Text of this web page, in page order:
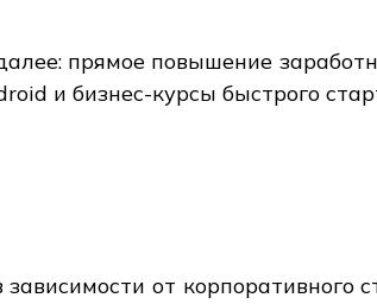
прямое повышение
и бизнес-курсы быстрого
от корпоративного